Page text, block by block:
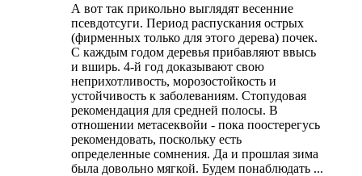
А вот так прикольно выглядят весенние
псевдотсуги. Период распускания острых
(фирменных только для этого дерева) почек.
С каждым годом деревья прибавляют ввысь
и вширь. 4-й год доказывают свою
неприхотливость, морозостойкость и
устойчивость к заболеваниям. Стопудовая
рекомендация для средней полосы. В
отношении метасеквойи - пока поостерегусь
рекомендовать, поскольку есть
определенные сомнения. Да и прошлая зима
была довольно мягкой. Будем понаблюдать ...